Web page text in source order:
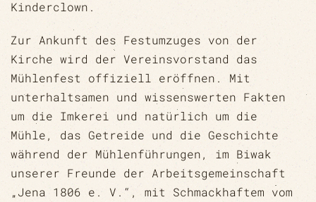
Kinderclown.
Zur Ankunft des Festumzuges von der
Kirche wird der Vereinsvorstand das
Mühlenfest offiziell eröffnen. Mit
unterhaltsamen und wissenswerten Fakten
um die Imkerei und natürlich um die
Mühle, das Getreide und die Geschichte
während der Mühlenführungen, im Biwak
unserer Freunde der Arbeitsgemeinschaft
„Jena 1806 e. V.“, mit Schmackhaftem vom